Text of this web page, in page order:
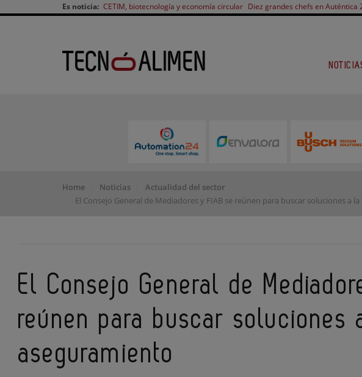
Es noticia: CETIM, biotecnología y economía circular Diez grandes chefs en Auténtica
Home Noticias
Actualidad del sector
El Consejo General de Mediadores y FIAB se reúnen para buscar soluciones a
El Consejo General de
reúnen para buscar soluciones
aseguramiento